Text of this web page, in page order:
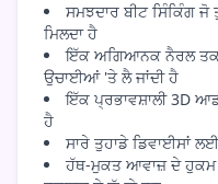
ਸਮਝਦਾਰ ਬੀਟ ਸਿੰਕਿੰਗ
ਮਿਲਦਾ ਹੈ
ਇੱਕ ਅਗਿਆਨਕ ਨੈਰਲ
ਉਚਾਈਆਂ 'ਤੇ ਲੈ ਜਾਂਦੀ ਹੈ
ਇੱਕ ਪ੍ਰਭਾਵਸ਼ਾਲੀ 3D
ਹੈ
ਸਾਰੇ ਤੁਹਾਡੇ ਡਿਵਾਈਸਾਂ
ਹੱਥ-ਮੁਕਤ ਆਵਾਜ਼ ਦੇ ਹੁਕਮ